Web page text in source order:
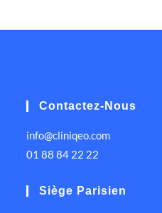
Contactez-Nous
info@cliniqeo.com
01 88 84 22 22
Siège Parisien